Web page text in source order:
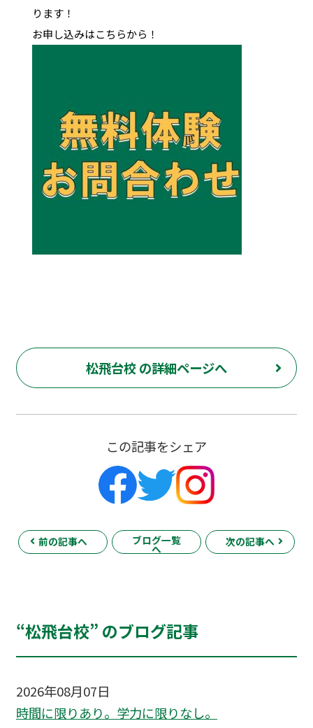
ります！
お申し込みはこちらから！
松飛台校 の詳細ページへ
この記事をシェア
前の記事へ ブログ一覧
へ
次の記事へ
“松飛台校” のブログ記事
2026年08月07日
時間に限りあり。学力に限りなし。